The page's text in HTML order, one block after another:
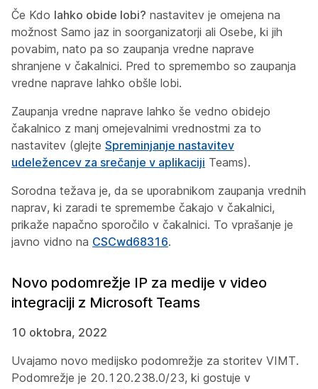
Če Kdo lahko obide lobi? nastavitev je omejena na
možnost Samo jaz in soorganizatorji ali Osebe, ki jih
povabim, nato pa so zaupanja vredne naprave
shranjene v čakalnici. Pred to spremembo so zaupanja
vredne naprave lahko obšle lobi.
Zaupanja vredne naprave lahko še vedno obidejo
čakalnico z manj omejevalnimi vrednostmi za to
nastavitev (glejte Spreminjanje nastavitev
udeležencev za srečanje v aplikaciji Teams).
Sorodna težava je, da se uporabnikom zaupanja vrednih
naprav, ki zaradi te spremembe čakajo v čakalnici,
prikaže napačno sporočilo v čakalnici. To vprašanje je
javno vidno na CSCwd68316.
Novo podomrežje IP za medije v video
integraciji z Microsoft Teams
10 oktobra, 2022
Uvajamo novo medijsko podomrežje za storitev VIMT.
Podomrežje je 20.120.238.0/23, ki gostuje v